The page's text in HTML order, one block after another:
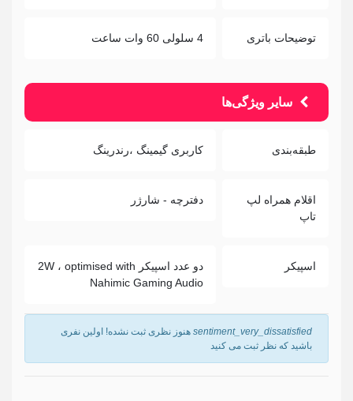
توضیحات باتری 4 سلولی 60 وات ساعت
سایر ویژگی‌ها
طبقه‌بندی کاربری گیمینگ ،رندرینگ
اقلام همراه لپ
تاپ
دفترچه - شارژر
اسپیکر
دو عدد اسپیکر 2W ، optimised with
Nahimic Gaming Audio
sentiment_very_dissatisfied هنوز نظری ثبت نشده! اولین نفری
باشید که نظر ثبت می کنید